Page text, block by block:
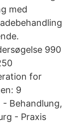
med
990
for
9
Behandlung,
- Praxis